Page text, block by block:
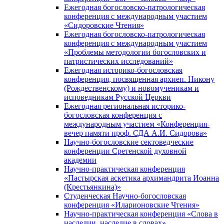
Ежегодная богословско-патрологическая
конференция с международным участием
«Сидоровские Чтения»
Ежегодная богословско-патрологическая
конференция с международным участием
«Проблемы методологии богословских и
патристических исследований»
Ежегодная историко-богословская
конференция, посвященная архиеп. Никону
(Рождественскому) и новомученикам и
исповедникам Русской Церкви
Ежегодная региональная историко-
богословская конференция с
международным участием «Конференция-
вечер памяти проф. СДА А.И. Сидорова»
Научно-богословские сектоведческие
конференции Сретенской духовной
академии
Научно-практическая конференция
«Пастырская аскетика архимандрита Иоанна
(Крестьянкина)»
Студенческая Научно-богословская
конференция «Иларионовские Чтения»
Научно-практическая конференция «Cлова в